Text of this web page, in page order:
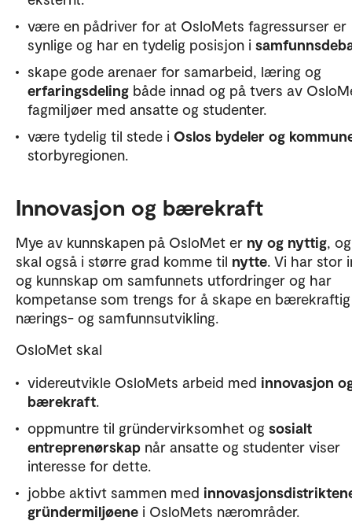
være en pådriver for at OsloMets fagressurser er
synlige og har en tydelig posisjon i
skape gode arenaer for samarbeid, læring og
erfaringsdeling både innad og på tvers av
fagmiljøer med ansatte og studenter.
være tydelig til stede i Oslos bydeler og
storbyregionen.
Innovasjon og bærekraft
Mye av kunnskapen på OsloMet er ny og nyttig ,
skal også i større grad komme til nytte . Vi har stor
og kunnskap om samfunnets utfordringer og har
kompetanse som trengs for å skape en bærekraftig
nærings- og samfunnsutvikling.
OsloMet skal
videreutvikle OsloMets arbeid med innovasjon
bærekraft
oppmuntre til gründervirksomhet og sosialt
entreprenørskap når ansatte og studenter viser
interesse for dette.
jobbe aktivt sammen med
gründermiljøene i OsloMets nærområder.